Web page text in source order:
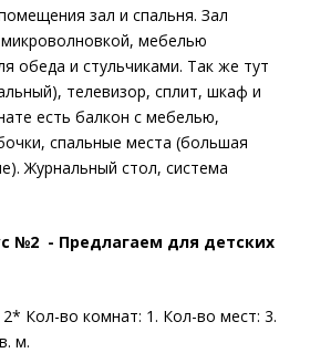
зал и спальня. Зал
мебелью
обеда и стульчиками. Так же тут
телевизор, сплит, шкаф и
есть балкон с мебелью,
спальные места (большая
Журнальный стол, система
№2 - Предлагаем для детских
Кол-во комнат: 1. Кол-во мест: 3.
м.